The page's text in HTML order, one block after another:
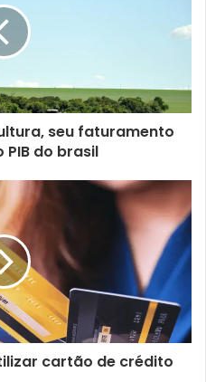
seu faturamento
do brasil
cartão de crédito